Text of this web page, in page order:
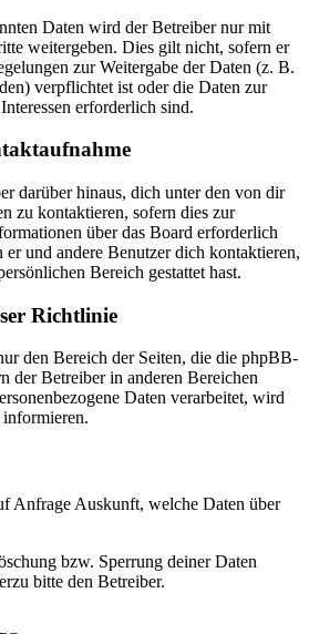
Daten wird der Betreiber nur mit
weitergeben. Dies gilt nicht, sofern er
zur Weitergabe der Daten (z. B.
verpflichtet ist oder die Daten zur
erforderlich sind.
darüber hinaus, dich unter den von dir
zu kontaktieren, sofern dies zur
über das Board erforderlich
und andere Benutzer dich kontaktieren,
Bereich gestattet hast.
Richtlinie
den Bereich der Seiten, die die phpBB-
der Betreiber in anderen Bereichen
Daten verarbeitet, wird
informieren.
Anfrage Auskunft, welche Daten über
bzw. Sperrung deiner Daten
bitte den Betreiber.